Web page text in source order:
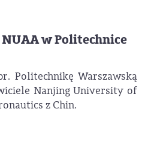
w Politechnice
Politechnikę Warszawską
Nanjing University of
z Chin.